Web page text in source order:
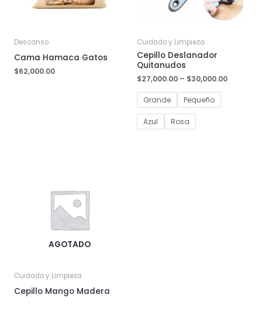
Descanso
Cama Hamaca Gatos
$62,000.00
Cuidado y Limpieza
Cepillo Deslanador
Quitanudos
$27,000.00 – $30,000.00
Grande Pequeño
Azul Rosa
AGOTADO
Cuidado y Limpieza
Cepillo Mango Madera